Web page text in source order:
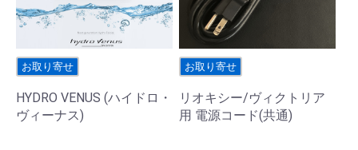
お取り寄せ
HYDRO VENUS (ハイドロ・
ヴィーナス)
お取り寄せ
リオキシー/ヴィクトリア
用 電源コード(共通)